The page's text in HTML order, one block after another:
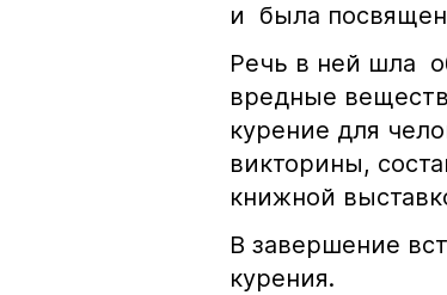
и была
Речь в ней шла
вредные
курение для
викторины,
книжной
В завершение
курения.